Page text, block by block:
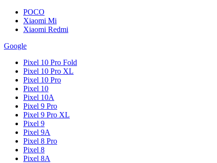
POCO
Xiaomi Mi
Xiaomi Redmi
Google
Pixel 10 Pro Fold
Pixel 10 Pro XL
Pixel 10 Pro
Pixel 10
Pixel 10A
Pixel 9 Pro
Pixel 9 Pro XL
Pixel 9
Pixel 9A
Pixel 8 Pro
Pixel 8
Pixel 8A